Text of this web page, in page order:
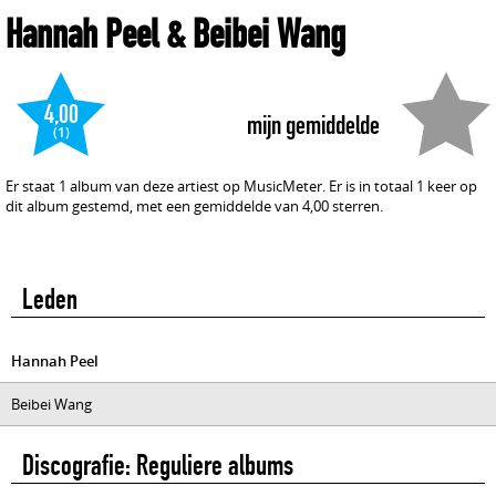
Hannah Peel & Beibei Wang
mijn gemiddelde
4,00
(1)
Er staat 1 album van deze artiest op MusicMeter. Er is in totaal 1 keer op
dit album gestemd, met een gemiddelde van 4,00 sterren.
Leden
Hannah Peel
Beibei Wang
Discografie: Reguliere albums